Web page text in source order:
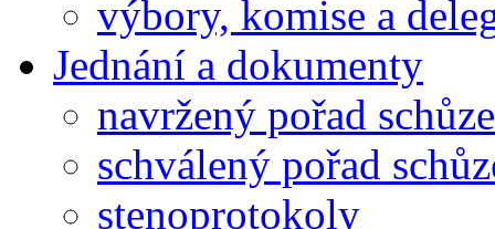
výbory, komise a
Jednání a dokumenty
navržený pořad schůze
schválený pořad
stenoprotokoly